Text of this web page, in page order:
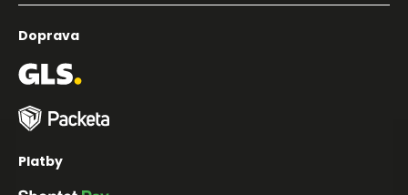
Doprava
Platby